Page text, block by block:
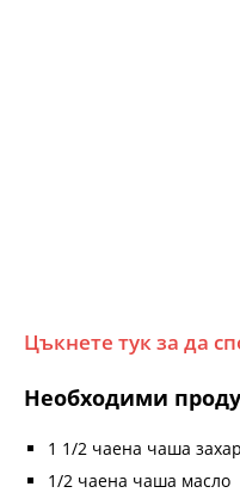
Цъкнете тук за да
Необходими
1 1/2 чаена чаша захар
1/2 чаена чаша масло